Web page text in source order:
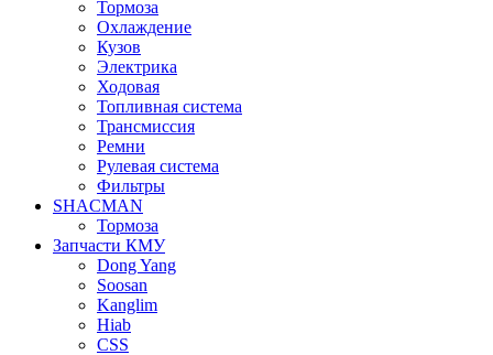
Тормоза
Охлаждение
Кузов
Электрика
Ходовая
Топливная система
Трансмиссия
Ремни
Рулевая система
Фильтры
SHACMAN
Тормоза
Запчасти КМУ
Dong Yang
Soosan
Kanglim
Hiab
CSS